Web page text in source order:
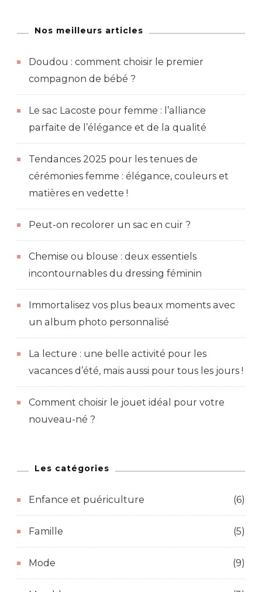
Nos meilleurs articles
Doudou : comment choisir le premier
compagnon de bébé ?
Le sac Lacoste pour femme : l’alliance
parfaite de l’élégance et de la qualité
Tendances 2025 pour les tenues de
cérémonies femme : élégance, couleurs et
matières en vedette !
Peut-on recolorer un sac en cuir ?
Chemise ou blouse : deux essentiels
incontournables du dressing féminin
Immortalisez vos plus beaux moments avec
un album photo personnalisé
La lecture : une belle activité pour les
vacances d’été, mais aussi pour tous les jours !
Comment choisir le jouet idéal pour votre
nouveau-né ?
Les catégories
Enfance et puériculture (6)
Famille (5)
Mode (9)